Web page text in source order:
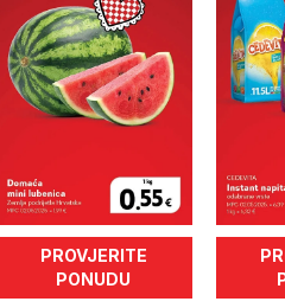
PROVJERITE
PONUDU